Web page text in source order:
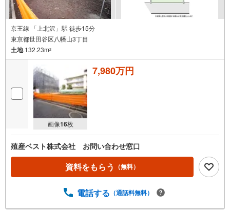
京王線 「上北沢」駅 徒歩15分
東京都世田谷区八幡山3丁目
土地132.23m2
画像16枚
7,980万円
殖産ベスト株式会社 お問い合わせ窓口
資料をもらう （無料）
電話する （通話料無料）